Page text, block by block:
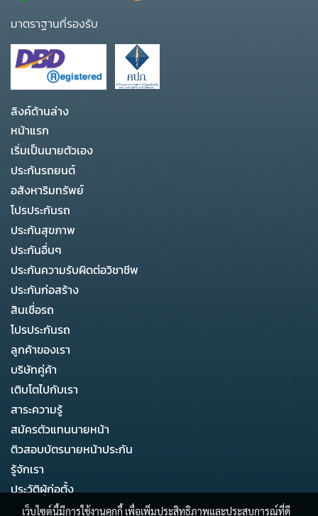
มาตราฐานที่รองรับ
ลิงค์ด้านล่าง
หน้าแรก
เริ่มเป็นนายตัวเอง
ประกันรถยนต์
อสังหาริมทรัพย์
โปรประกันรถ
ประกันสุขภาพ
ประกันอื่นๆ
ประกันความรับผิดต่อวิชาชีพ
ประกันก่อสร้าง
สินเชื่อรถ
โปรประกันรถ
ลูกค้าของเรา
บริษัทคู่ค้า
เติบโตไปกับเรา
สาระความรู้
สมัครตัวแทนนายหน้า
ติวสอบบัตรนายหน้าประกัน
รู้จักเรา
ประวัติผู้ก่อตั้ง
เว็บไซต์นี้มีการใช้งานคุกกี้ เพื่อเพิ่มประสิทธิภาพและประสบการณ์ที่ดี